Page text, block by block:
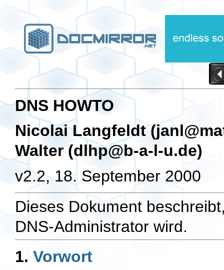
DNS HOWTO
Nicolai Langfeldt (
Walter (dlhp@b-a-l-u.de)
v2.2, 18. September 2000
Dieses Dokument
DNS-Administrator wird.
1. Vorwort